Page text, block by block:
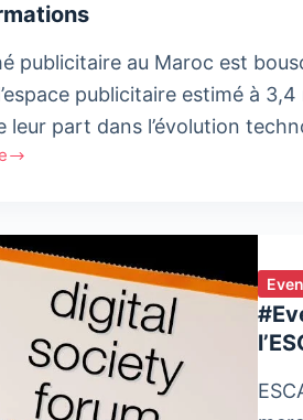
publicitaire au Maroc est
publicitaire estimé à
leur part dans l’évolution